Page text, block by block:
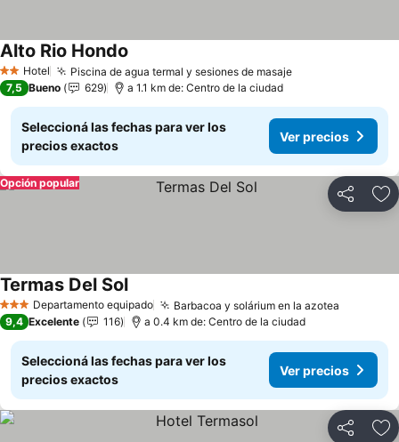
2 Estrellas
Hotel Piscina de agua termal y sesiones de masajeVer precios
Alto Rio Hondo
7,5 Bueno 629 a 1.1 km de: Centro de la ciudad
Seleccioná las fechas para ver los
precios exactos
Ver precios
Compartir
Opción popular
3 EstrellasDepartamento equipado Barbacoa y solárium en la azotea
Termas Del SolVer precios
9,4 Excelente 116 a 0.4 km de: Centro de la ciudad
Seleccioná las fechas para ver los
precios exactos
Ver precios
Compartir